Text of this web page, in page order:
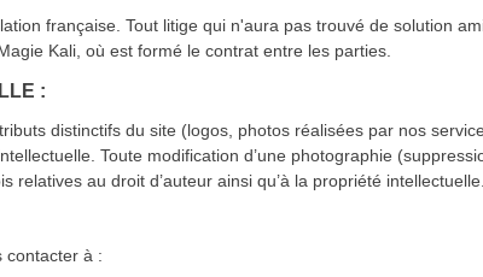
française. Tout litige qui n'aura pas trouvé de solution
Kali, où est formé le contrat entre les parties.
:
distinctifs du site (logos, photos réalisées par nos
Toute modification d’une photographie
au droit d’auteur ainsi qu’à la propriété intellectuelle.
contacter à :